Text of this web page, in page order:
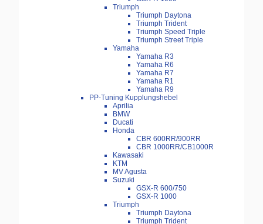
Triumph
Triumph Daytona
Triumph Trident
Triumph Speed Triple
Triumph Street Triple
Yamaha
Yamaha R3
Yamaha R6
Yamaha R7
Yamaha R1
Yamaha R9
PP-Tuning Kupplungshebel
Aprilia
BMW
Ducati
Honda
CBR 600RR/900RR
CBR 1000RR/CB1000R
Kawasaki
KTM
MV Agusta
Suzuki
GSX-R 600/750
GSX-R 1000
Triumph
Triumph Daytona
Triumph Trident